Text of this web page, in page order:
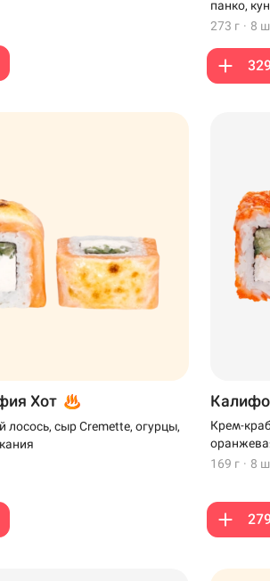
панко,
273 г · 8
Хот
лосось, сыр Cremette, огурцы,
Крем-
169 г · 8